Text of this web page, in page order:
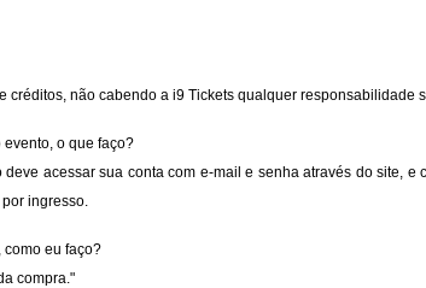
não cabendo a i9 Tickets qualquer responsabilidade
o que faço?
acessar sua conta com e-mail e senha através do site,
ingresso.
como eu faço?
compra."